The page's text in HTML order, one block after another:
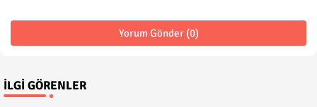
Yorum Gönder (0)
İLGI GÖRENLER